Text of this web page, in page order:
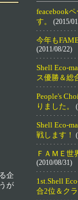
企
が
feacebook
す。
(2015/
今年も
(2011/08/22)
Shell Eco-
ス優勝＆総
People's
りました。
Shell Eco-
戦します！
ＦＡＭＥ世
(2010/08/31)
1st.Shell
合2位＆ク